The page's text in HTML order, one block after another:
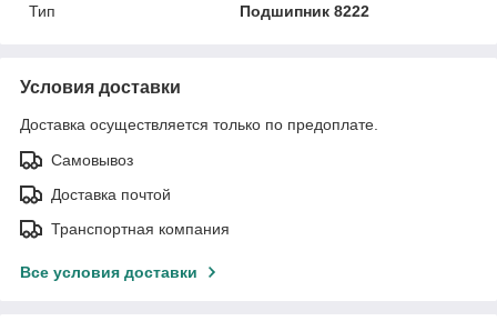
Тип
Подшипник 8222
Условия доставки
Доставка осуществляется только по предоплате.
Самовывоз
Доставка почтой
Транспортная компания
Все условия доставки